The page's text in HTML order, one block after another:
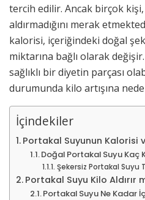
tercih edilir. Ancak birçok kişi,
aldırmadığını merak
kalorisi, içeriğindeki doğal
miktarına bağlı olarak
sağlıklı bir diyetin parçası
durumunda kilo artışına
İçindekiler
Portakal Suyunun Kalorisi
Doğal Portakal Suyu Kaç
Şekersiz Portakal Suyu
Portakal Suyu Kilo Aldırır
Portakal Suyu Ne Kadar